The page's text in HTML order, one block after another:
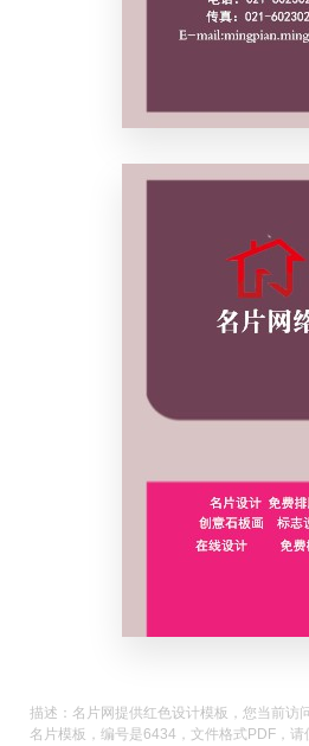
描述：名片网提供红色设计模板，您当前访
名片模板，编号是6434，文件格式PDF，